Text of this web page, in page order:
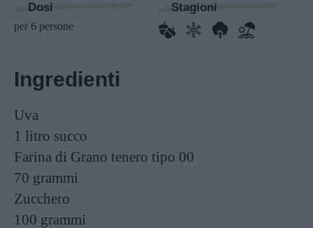
Dosi
per 6 persone
Stagioni
Ingredienti
Uva
1 litro succo
Farina di Grano tenero tipo 00
70 grammi
Zucchero
100 grammi